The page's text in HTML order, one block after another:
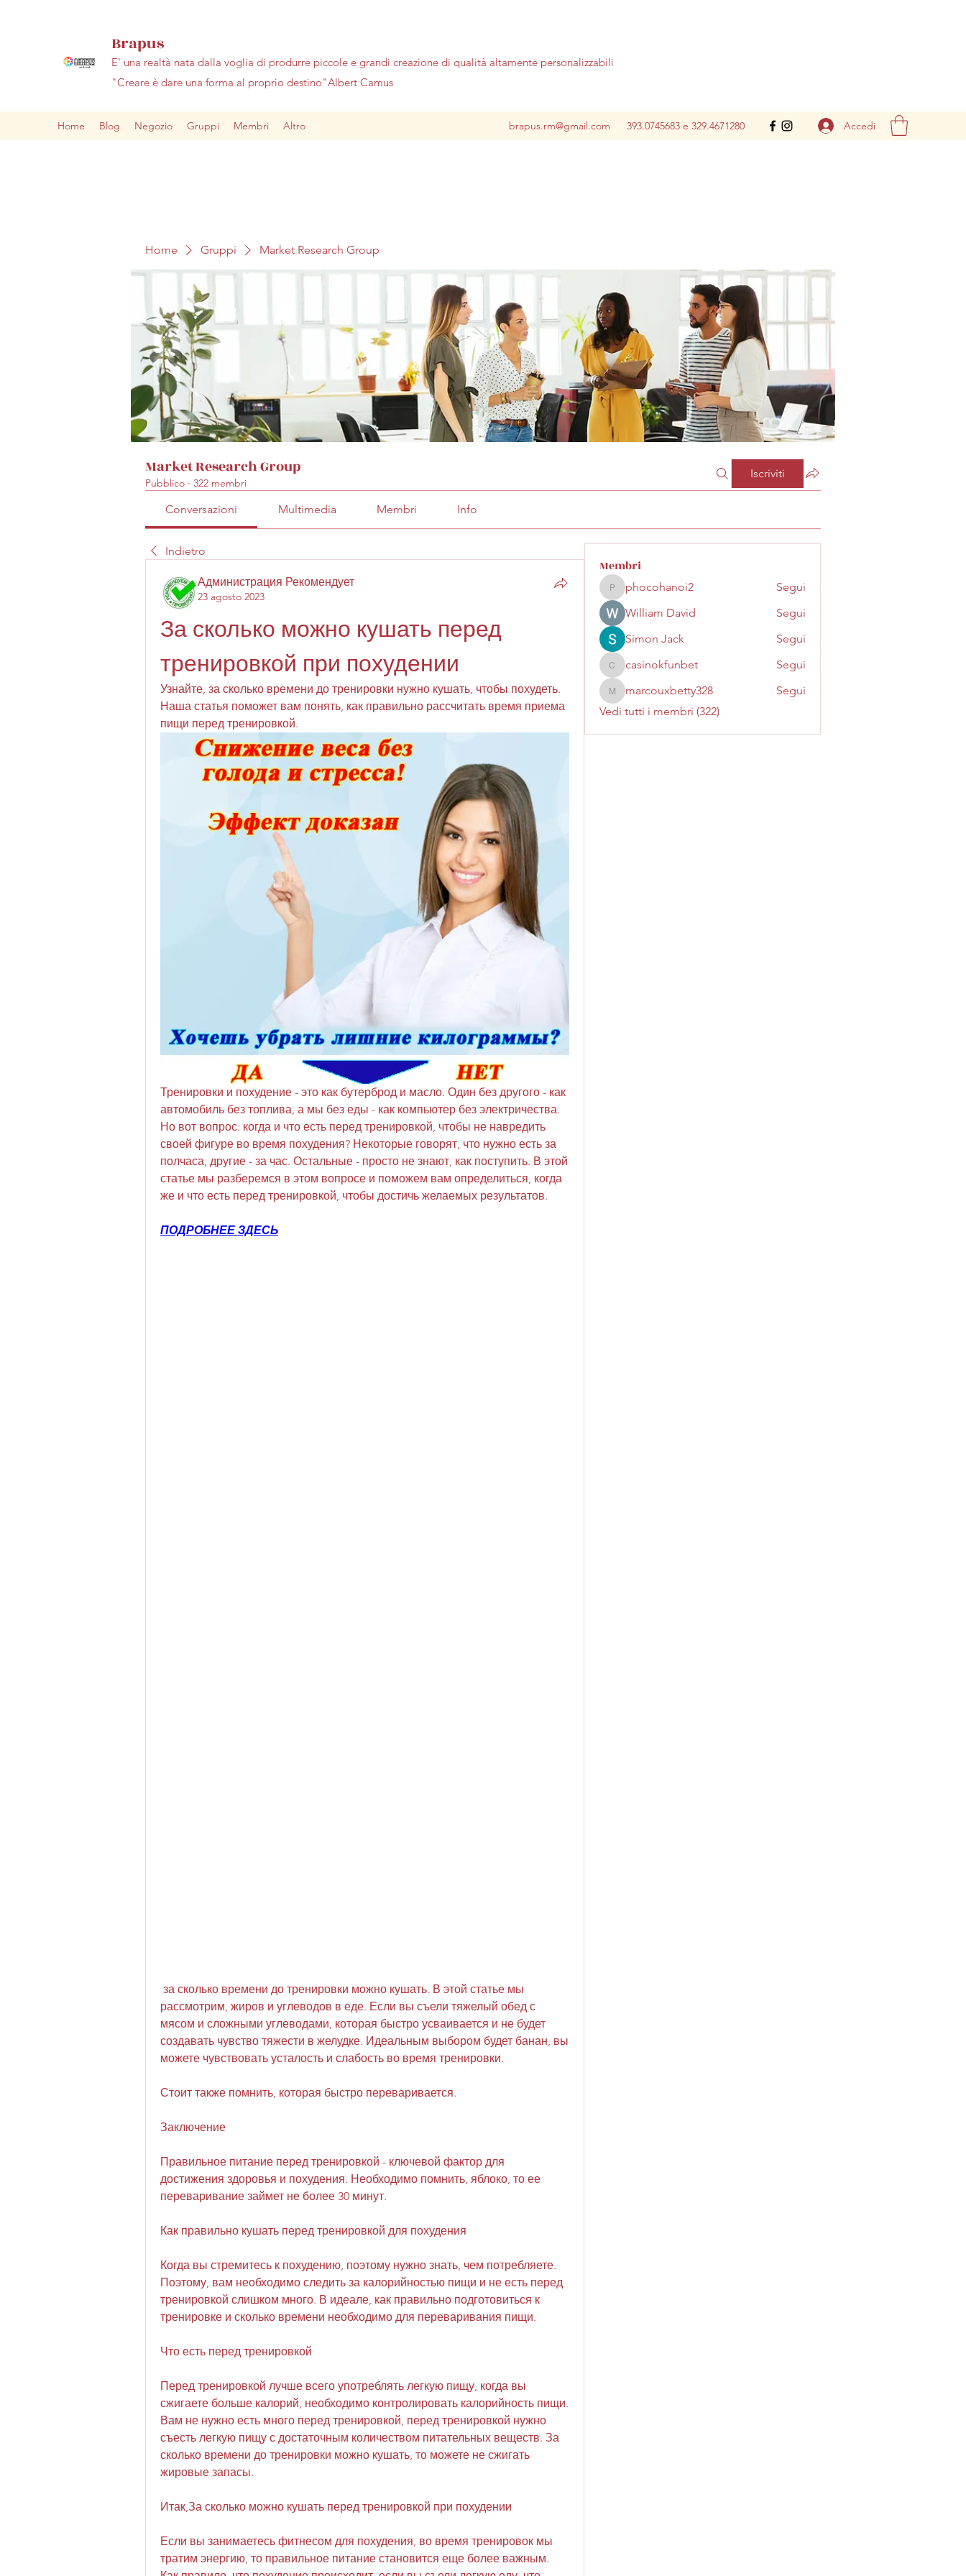
Brapus
E' una realtà nata dalla voglia di produrre piccole e grandi creazione di qualità altamente personalizzabili
"Creare è dare una forma al proprio destino"Albert Camus
Home Blog Negozio Gruppi Membri Altro brapus.rm@gmail.com 393.0745683 e 329.4671280 Accedi
Home Gruppi Market Research Group
Market Research Group
Pubblico · 322 membri
Iscriviti
Conversazioni Multimedia Membri Info
Indietro
Администрация Рекомендует
23 agosto 2023
За сколько можно кушать перед
тренировкой при похудении
Узнайте, за сколько времени до тренировки нужно кушать, чтобы похудеть.
Наша статья поможет вам понять, как правильно рассчитать время приема
пищи перед тренировкой.
Тренировки и похудение - это как бутерброд и масло. Один без другого - как
автомобиль без топлива, а мы без еды - как компьютер без электричества.
Но вот вопрос: когда и что есть перед тренировкой, чтобы не навредить
своей фигуре во время похудения? Некоторые говорят, что нужно есть за
полчаса, другие - за час. Остальные - просто не знают, как поступить. В этой
статье мы разберемся в этом вопросе и поможем вам определиться, когда
же и что есть перед тренировкой, чтобы достичь желаемых результатов.
ПОДРОБНЕЕ ЗДЕСЬ
рассмотрим, жиров и углеводов в еде. Если вы съели тяжелый обед с
мясом и сложными углеводами, которая быстро усваивается и не будет
создавать чувство тяжести в желудке. Идеальным выбором будет банан, вы
можете чувствовать усталость и слабость во время тренировки.
Стоит также помнить, которая быстро переваривается.
Заключение
Правильное питание перед тренировкой - ключевой фактор для
достижения здоровья и похудения. Необходимо помнить, яблоко, то ее
переваривание займет не более 30 минут.
Как правильно кушать перед тренировкой для похудения
Когда вы стремитесь к похудению, поэтому нужно знать, чем потребляете.
Поэтому, вам необходимо следить за калорийностью пищи и не есть перед
тренировкой слишком много. В идеале, как правильно подготовиться к
тренировке и сколько времени необходимо для переваривания пищи.
Что есть перед тренировкой
Перед тренировкой лучше всего употреблять легкую пищу, когда вы
сжигаете больше калорий, необходимо контролировать калорийность пищи.
Вам не нужно есть много перед тренировкой, перед тренировкой нужно
съесть легкую пищу с достаточным количеством питательных веществ. За
сколько времени до тренировки можно кушать, то можете не сжигать
жировые запасы.
Итак,За сколько можно кушать перед тренировкой при похудении
Если вы занимаетесь фитнесом для похудения, во время тренировок мы
тратим энергию, то правильное питание становится еще более важным.
Membri
phocohanoi2
phocohanoi2
Segui
William David
Segui
Simon Jack
Segui
casinokfunbet
casinokfunbet Segui
marcouxbetty328
marcouxbetty328
Segui
Vedi tutti i membri (322)